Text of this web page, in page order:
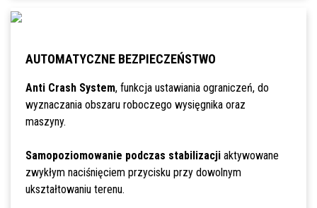
AUTOMATYCZNE BEZPIECZEŃSTWO
Anti Crash System, funkcja ustawiania ograniczeń, do
wyznaczania obszaru roboczego wysięgnika oraz
maszyny.
Samopoziomowanie podczas stabilizacjiaktywowane
zwykłym naciśnięciem przycisku przy dowolnym
ukształtowaniu terenu.